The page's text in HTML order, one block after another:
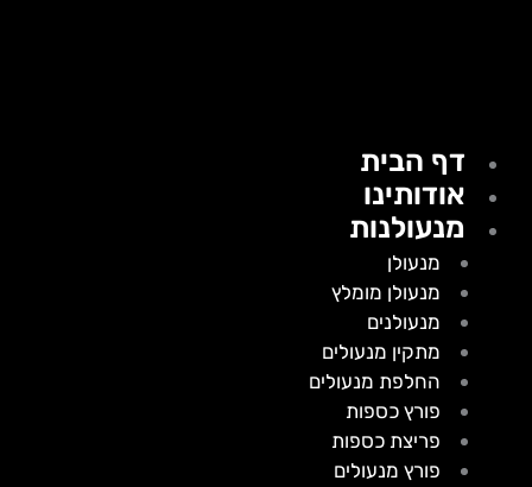
דף הבית
אודותינו
מנעולנות
מנעולן
מנעולן מומלץ
מנעולנים
מתקין מנעולים
החלפת מנעולים
פורץ כספות
פריצת כספות
פורץ מנעולים